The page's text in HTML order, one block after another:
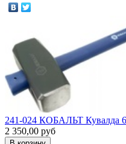
241-024 КОБАЛЬТ Кувалда
2 350,00 руб